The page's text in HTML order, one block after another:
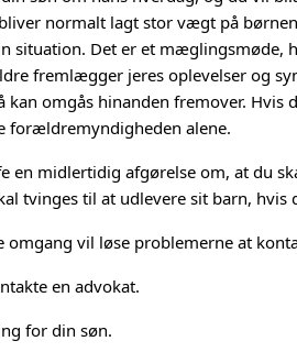
normalt lagt stor vægt på
Det er et mæglingsmøde,
fremlægger jeres oplevelser og
kan omgås hinanden fremover.
forældremyndigheden alene.
en midlertidig afgørelse om, at du
tvinges til at udlevere sit barn,
vil løse problemerne at
en advokat.
for din søn.